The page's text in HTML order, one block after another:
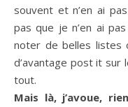
souvent et n’en ai
pas que je n’en ai
noter de belles listes
d’avantage post it sur
tout.
Mais là, j’avoue,